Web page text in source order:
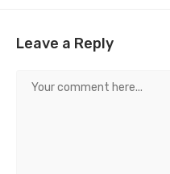
Leave a Reply